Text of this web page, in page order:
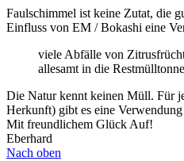
Faulschimmel ist keine Zutat, die
Einfluss von EM / Bokashi eine
viele Abfälle von
allesamt in die
Die Natur kennt keinen Müll. Für
Herkunft) gibt es eine
Mit freundlichem Glück Auf!
Eberhard
Nach oben